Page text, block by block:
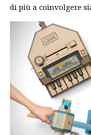
di più a coinvolgere